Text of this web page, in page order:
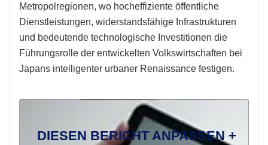
Metropolregionen, wo hocheffiziente öffentliche
Dienstleistungen, widerstandsfähige Infrastrukturen
und bedeutende technologische Investitionen die
Führungsrolle der entwickelten Volkswirtschaften bei
Japans intelligenter urbaner Renaissance festigen.
DIESEN BERICHT ANPASSEN +